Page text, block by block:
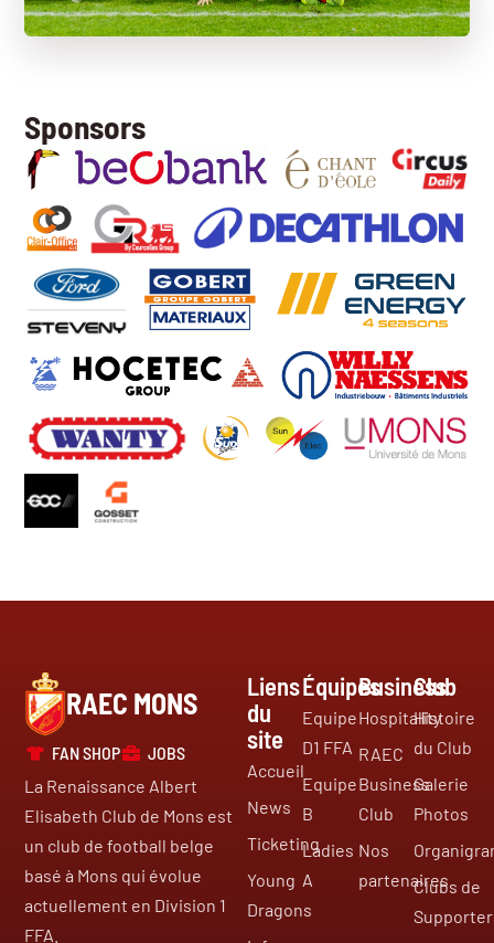
Sponsors
RAEC MONS
FAN SHOP
JOBS
La Renaissance Albert
Elisabeth Club de Mons est
un club de football belge
basé à Mons qui évolue
actuellement en Division 1
FFA.
Liens
du
site
Accueil
News
Ticketing
Young
Dragons
Équipes
Equipe
D1 FFA
Equipe
B
Ladies
A
Business
Hospitality
RAEC
Business
Club
Nos
partenaires
Club
Histoire
du Club
Galerie
Photos
Clubs de